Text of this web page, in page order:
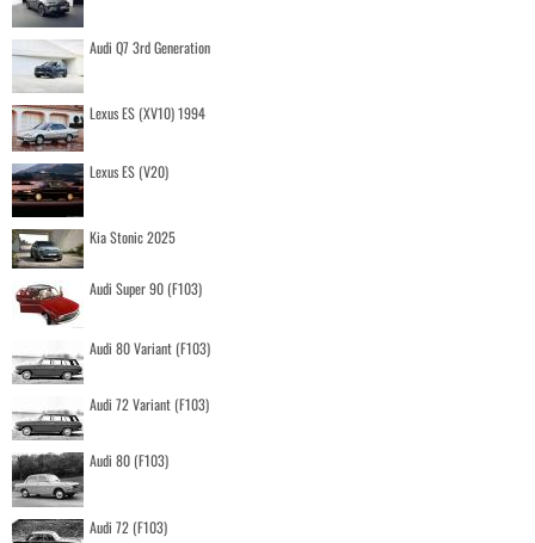
Audi Q7 3rd Generation
Lexus ES (XV10) 1994
Lexus ES (V20)
Kia Stonic 2025
Audi Super 90 (F103)
Audi 80 Variant (F103)
Audi 72 Variant (F103)
Audi 80 (F103)
Audi 72 (F103)